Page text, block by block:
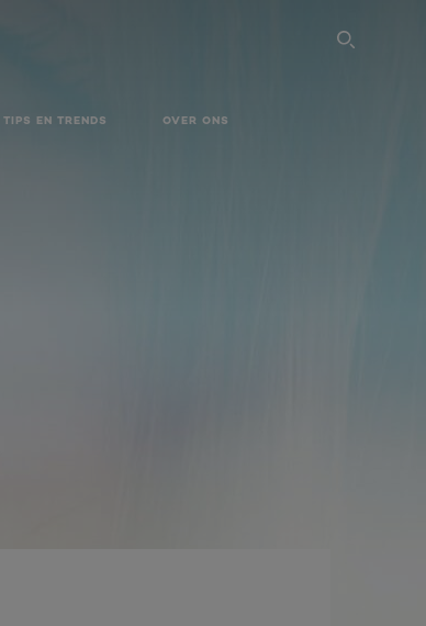
TIPS EN TRENDS OVER ONS